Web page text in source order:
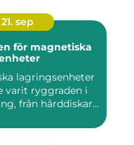
21. sep
för magnetiska
lagringsenheter
varit ryggraden i
från hårddiskar...